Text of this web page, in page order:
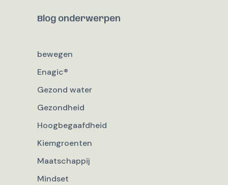
Blog onderwerpen
bewegen
Enagic®
Gezond water
Gezondheid
Hoogbegaafdheid
Kiemgroenten
Maatschappij
Mindset